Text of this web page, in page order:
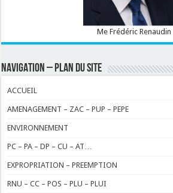
Me Frédéric Renaudin
NAVIGATION – PLAN DU SITE
ACCUEIL
AMENAGEMENT – ZAC – PUP – PEPE
ENVIRONNEMENT
PC – PA – DP – CU – AT…
EXPROPRIATION – PREEMPTION
RNU – CC – POS – PLU – PLUI